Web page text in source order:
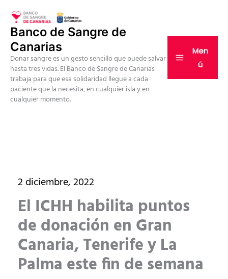
contenido
Banco de Sangre de
Canarias
Donar sangre es un gesto sencillo que puede salvar
hasta tres vidas. El Banco de Sangre de Canarias
trabaja para que esa solidaridad llegue a cada
paciente que la necesita, en cualquier isla y en
cualquier momento.
Men
ú
2 diciembre, 2022
El ICHH habilita puntos
de donación en Gran
Canaria, Tenerife y La
Palma este fin de semana